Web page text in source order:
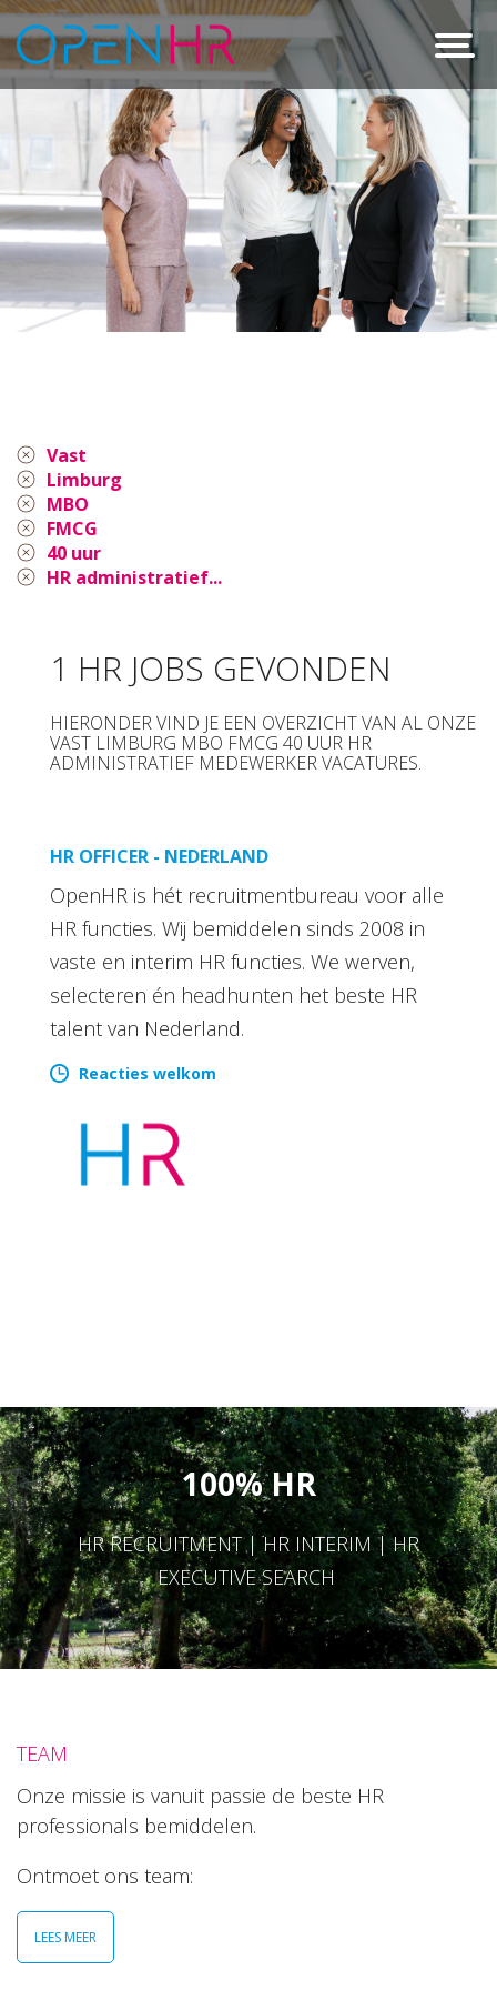
Vast
Limburg
MBO
FMCG
40 uur
HR administratief...
1 HR JOBS GEVONDEN
HIERONDER VIND JE EEN OVERZICHT VAN AL ONZE
VAST LIMBURG MBO FMCG 40 UUR HR
ADMINISTRATIEF MEDEWERKER VACATURES.
HR OFFICER - NEDERLAND
OpenHR is hét recruitmentbureau voor alle
HR functies. Wij bemiddelen sinds 2008 in
vaste en interim HR functies. We werven,
selecteren én headhunten het beste HR
talent van Nederland.
Reacties welkom
100% HR
HR RECRUITMENT | HR INTERIM | HR
EXECUTIVE SEARCH
TEAM
Onze missie is vanuit passie de beste HR
professionals bemiddelen.
Ontmoet ons team:
LEES MEER